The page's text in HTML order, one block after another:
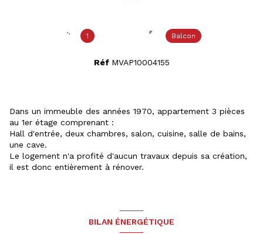
1 Balcon
Réf MVAP10004155
Dans un immeuble des années 1970, appartement 3 pièces
au 1er étage comprenant :
Hall d'entrée, deux chambres, salon, cuisine, salle de bains,
une cave.
Le logement n'a profité d'aucun travaux depuis sa création,
il est donc entièrement à rénover.
BILAN ÉNERGÉTIQUE